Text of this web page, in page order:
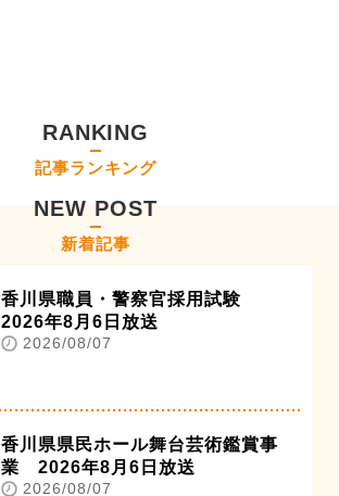
RANKING
記事ランキング
NEW POST
新着記事
香川県職員・警察官採用試験
2026年8月6日放送
2026/08/07
香川県県民ホール舞台芸術鑑賞事
業 2026年8月6日放送
2026/08/07